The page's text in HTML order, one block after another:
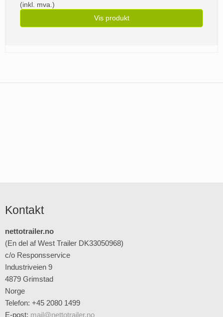
(inkl. mva.)
Vis produkt
Kontakt
nettotrailer.no
(En del af West Trailer DK33050968)
c/o Responsservice
Industriveien 9
4879 Grimstad
Norge
Telefon: +45 2080 1499
E-post: mail@nettotrailer.no